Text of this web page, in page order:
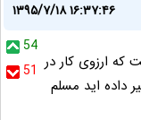
۱۳۹۵/۷/۱۸ ۱۶:۳۷:۴۶
54
51 که ارزوی کار در
داده اید مسلم